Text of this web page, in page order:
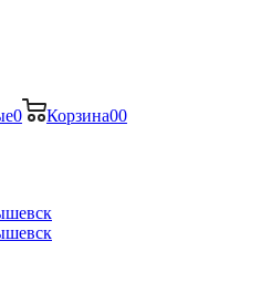
0 Корзина00